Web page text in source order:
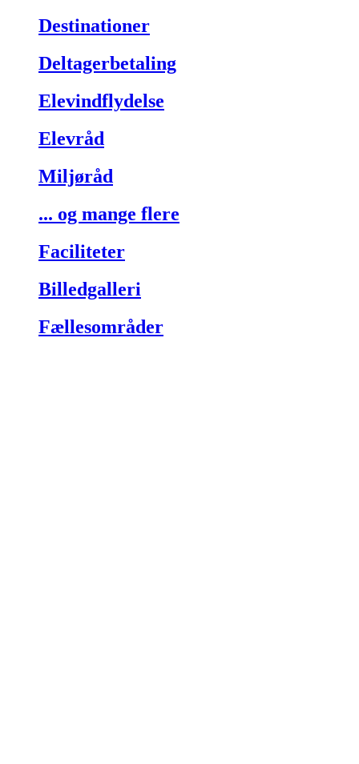
Destinationer
Deltagerbetaling
Elevindflydelse
Elevråd
Miljøråd
... og mange flere
Faciliteter
Billedgalleri
Fællesområder